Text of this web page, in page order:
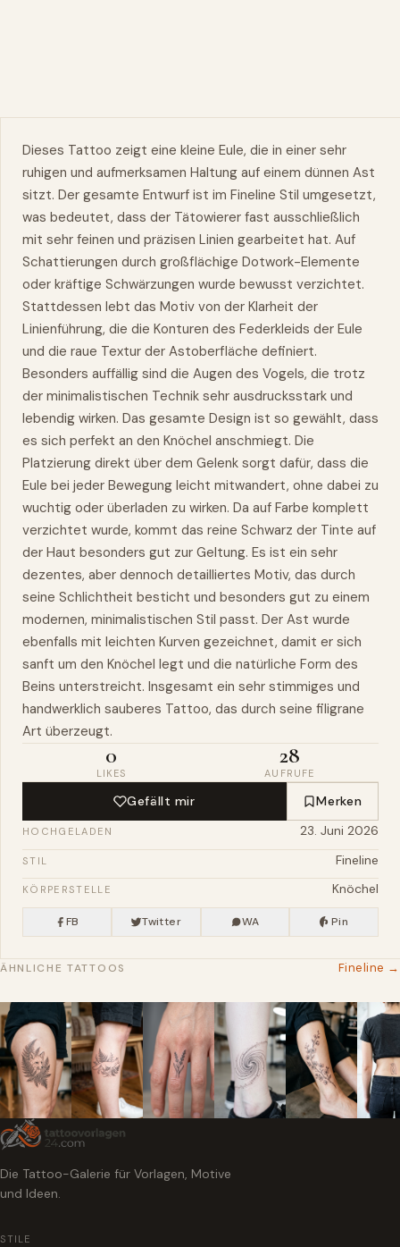
Dieses Tattoo zeigt eine kleine Eule, die in einer sehr
ruhigen und aufmerksamen Haltung auf einem dünnen Ast
sitzt. Der gesamte Entwurf ist im Fineline Stil umgesetzt,
was bedeutet, dass der Tätowierer fast ausschließlich
mit sehr feinen und präzisen Linien gearbeitet hat. Auf
Schattierungen durch großflächige Dotwork-Elemente
oder kräftige Schwärzungen wurde bewusst verzichtet.
Stattdessen lebt das Motiv von der Klarheit der
Linienführung, die die Konturen des Federkleids der Eule
und die raue Textur der Astoberfläche definiert.
Besonders auffällig sind die Augen des Vogels, die trotz
der minimalistischen Technik sehr ausdrucksstark und
lebendig wirken. Das gesamte Design ist so gewählt, dass
es sich perfekt an den Knöchel anschmiegt. Die
Platzierung direkt über dem Gelenk sorgt dafür, dass die
Eule bei jeder Bewegung leicht mitwandert, ohne dabei zu
wuchtig oder überladen zu wirken. Da auf Farbe komplett
verzichtet wurde, kommt das reine Schwarz der Tinte auf
der Haut besonders gut zur Geltung. Es ist ein sehr
dezentes, aber dennoch detailliertes Motiv, das durch
seine Schlichtheit besticht und besonders gut zu einem
modernen, minimalistischen Stil passt. Der Ast wurde
ebenfalls mit leichten Kurven gezeichnet, damit er sich
sanft um den Knöchel legt und die natürliche Form des
Beins unterstreicht. Insgesamt ein sehr stimmiges und
handwerklich sauberes Tattoo, das durch seine filigrane
Art überzeugt.
0
LIKES
28
AUFRUFE
Gefällt mir Merken
HOCHGELADEN 23. Juni 2026
STIL Fineline
KÖRPERSTELLE Knöchel
FB Twitter WA Pin
ÄHNLICHE TATTOOS Fineline →
Die Tattoo-Galerie für Vorlagen, Motive
und Ideen.
STILE